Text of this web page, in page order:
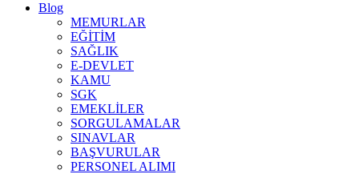
Blog
MEMURLAR
EĞİTİM
SAĞLIK
E-DEVLET
KAMU
SGK
EMEKLİLER
SORGULAMALAR
SINAVLAR
BAŞVURULAR
PERSONEL ALIMI